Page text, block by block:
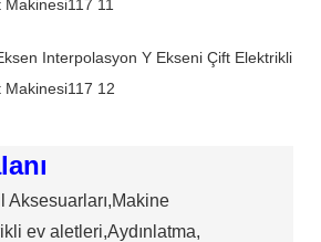
Aksesuarları,Makine
ev aletleri,Aydınlatma,